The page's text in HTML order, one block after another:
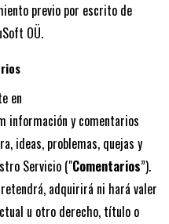
previo por escrito de
OÜ.
en
información y comentarios
ideas, problemas, quejas y
Servicio ("Comentarios”).
adquirirá ni hará valer
u otro derecho, título o